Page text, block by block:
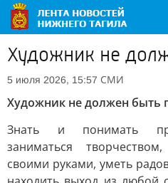
Художник не
5 июля 2026, 15:57 СМИ
Художник не должен быть
Знать и понимать
заниматься
своими руками, уметь